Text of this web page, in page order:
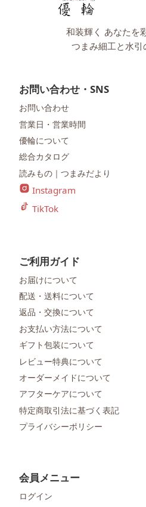
和装輝く あなたを
つまみ細工と水引
お問い合わせ・SNS
お問い合わせ
営業日・営業時間
優輪について
総合カタログ
読みもの｜つまみだより
Instagram
TikTok
ご利用ガイド
お届けについて
配送・送料について
返品・交換について
お支払い方法について
ギフト包装について
レビュー特典について
オーダーメイドについて
アフターケアについて
特定商取引法に基づく表記
プライバシーポリシー
会員メニュー
ログイン